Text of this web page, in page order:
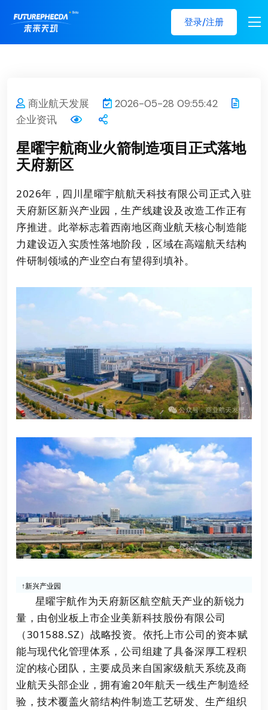
登录/注册
商业航天发展
2026-05-28 09:55:42
企业资讯
星曜宇航商业火箭制造项目正式落地
天府新区
2026年，四川星曜宇航航天科技有限公司正式入驻
天府新区新兴产业园，生产线建设及改造工作正有
序推进。此举标志着西南地区商业航天核心制造能
力建设迈入实质性落地阶段，区域在高端航天结构
件研制领域的产业空白有望得到填补。
↑新兴产业园
星曜宇航作为天府新区航空航天产业的新锐力
量，由创业板上市企业美新科技股份有限公司
（301588.SZ）战略投资。依托上市公司的资本赋
能与现代化管理体系，公司组建了具备深厚工程积
淀的核心团队，主要成员来自国家级航天系统及商
业航天头部企业，拥有逾20年航天一线生产制造经
验，技术覆盖火箭结构件制造工艺研发、生产组织